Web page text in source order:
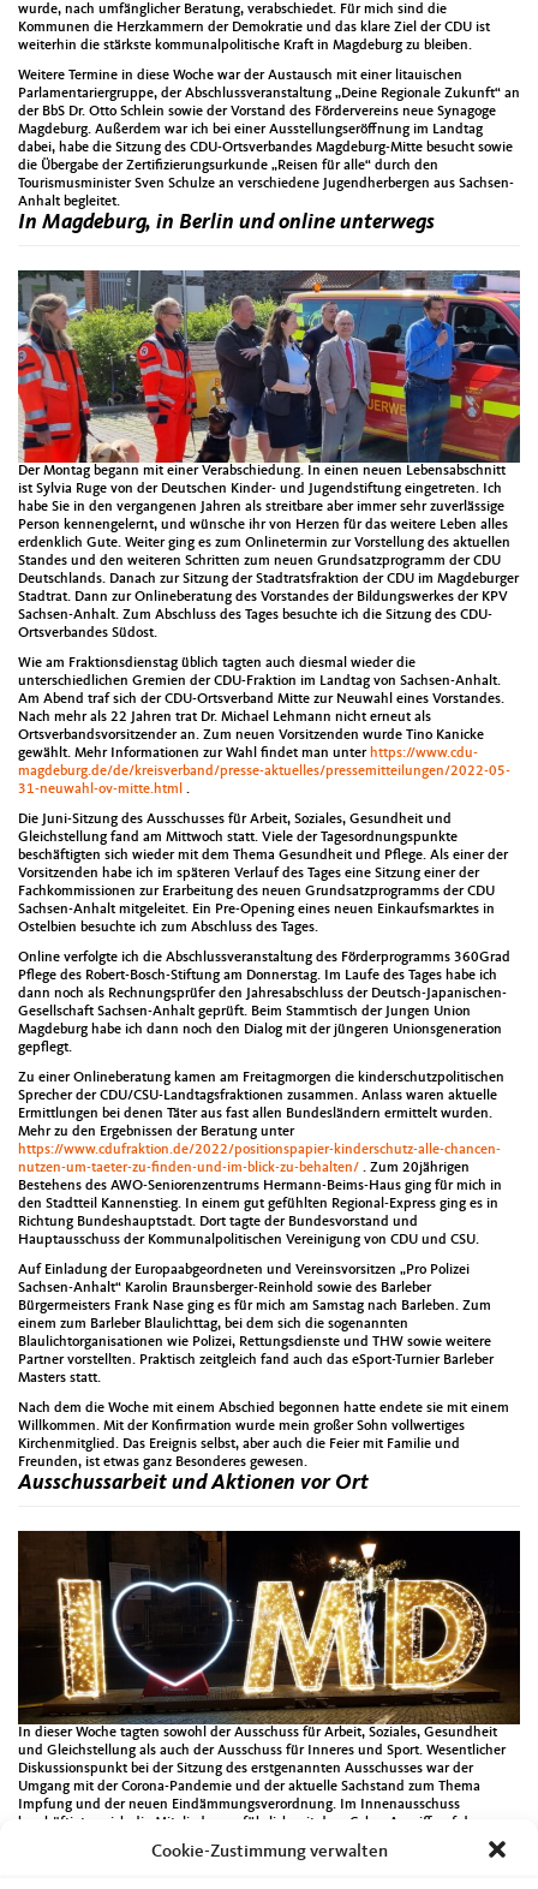
Cookie-Zustimmung verwalten
wurde, nach umfänglicher Beratung, verabschiedet. Für mich sind die
Kommunen die Herzkammern der Demokratie und das klare Ziel der CDU ist
weiterhin die stärkste kommunalpolitische Kraft in Magdeburg zu bleiben.
Weitere Termine in diese Woche war der Austausch mit einer litauischen
Parlamentariergruppe, der Abschlussveranstaltung „Deine Regionale Zukunft“ an
der BbS Dr. Otto Schlein sowie der Vorstand des Fördervereins neue Synagoge
Magdeburg. Außerdem war ich bei einer Ausstellungseröffnung im Landtag
dabei, habe die Sitzung des CDU-Ortsverbandes Magdeburg-Mitte besucht sowie
die Übergabe der Zertifizierungsurkunde „Reisen für alle“ durch den
Tourismusminister Sven Schulze an verschiedene Jugendherbergen aus Sachsen-
Anhalt begleitet.
In Magdeburg, in Berlin und online unterwegs
Der Montag begann mit einer Verabschiedung. In einen neuen Lebensabschnitt
ist Sylvia Ruge von der Deutschen Kinder- und Jugendstiftung eingetreten. Ich
habe Sie in den vergangenen Jahren als streitbare aber immer sehr zuverlässige
Person kennengelernt, und wünsche ihr von Herzen für das weitere Leben alles
erdenklich Gute. Weiter ging es zum Onlinetermin zur Vorstellung des aktuellen
Standes und den weiteren Schritten zum neuen Grundsatzprogramm der CDU
Deutschlands. Danach zur Sitzung der Stadtratsfraktion der CDU im Magdeburger
Stadtrat. Dann zur Onlineberatung des Vorstandes der Bildungswerkes der KPV
Sachsen-Anhalt. Zum Abschluss des Tages besuchte ich die Sitzung des CDU-
Ortsverbandes Südost.
Wie am Fraktionsdienstag üblich tagten auch diesmal wieder die
unterschiedlichen Gremien der CDU-Fraktion im Landtag von Sachsen-Anhalt.
Am Abend traf sich der CDU-Ortsverband Mitte zur Neuwahl eines Vorstandes.
Nach mehr als 22 Jahren trat Dr. Michael Lehmann nicht erneut als
Ortsverbandsvorsitzender an. Zum neuen Vorsitzenden wurde Tino Kanicke
gewählt. Mehr Informationen zur Wahl findet man unter https://www.cdu-
magdeburg.de/de/kreisverband/presse-aktuelles/pressemitteilungen/2022-05-
31-neuwahl-ov-mitte.html .
Die Juni-Sitzung des Ausschusses für Arbeit, Soziales, Gesundheit und
Gleichstellung fand am Mittwoch statt. Viele der Tagesordnungspunkte
beschäftigten sich wieder mit dem Thema Gesundheit und Pflege. Als einer der
Vorsitzenden habe ich im späteren Verlauf des Tages eine Sitzung einer der
Fachkommissionen zur Erarbeitung des neuen Grundsatzprogramms der CDU
Sachsen-Anhalt mitgeleitet. Ein Pre-Opening eines neuen Einkaufsmarktes in
Ostelbien besuchte ich zum Abschluss des Tages.
Online verfolgte ich die Abschlussveranstaltung des Förderprogramms 360Grad
Pflege des Robert-Bosch-Stiftung am Donnerstag. Im Laufe des Tages habe ich
dann noch als Rechnungsprüfer den Jahresabschluss der Deutsch-Japanischen-
Gesellschaft Sachsen-Anhalt geprüft. Beim Stammtisch der Jungen Union
Magdeburg habe ich dann noch den Dialog mit der jüngeren Unionsgeneration
gepflegt.
Zu einer Onlineberatung kamen am Freitagmorgen die kinderschutzpolitischen
Sprecher der CDU/CSU-Landtagsfraktionen zusammen. Anlass waren aktuelle
Ermittlungen bei denen Täter aus fast allen Bundesländern ermittelt wurden.
Mehr zu den Ergebnissen der Beratung unter
https://www.cdufraktion.de/2022/positionspapier-kinderschutz-alle-chancen-
nutzen-um-taeter-zu-finden-und-im-blick-zu-behalten/ . Zum 20jährigen
Bestehens des AWO-Seniorenzentrums Hermann-Beims-Haus ging für mich in
den Stadtteil Kannenstieg. In einem gut gefühlten Regional-Express ging es in
Richtung Bundeshauptstadt. Dort tagte der Bundesvorstand und
Hauptausschuss der Kommunalpolitischen Vereinigung von CDU und CSU.
Auf Einladung der Europaabgeordneten und Vereinsvorsitzen „Pro Polizei
Sachsen-Anhalt“ Karolin Braunsberger-Reinhold sowie des Barleber
Bürgermeisters Frank Nase ging es für mich am Samstag nach Barleben. Zum
einem zum Barleber Blaulichttag, bei dem sich die sogenannten
Blaulichtorganisationen wie Polizei, Rettungsdienste und THW sowie weitere
Partner vorstellten. Praktisch zeitgleich fand auch das eSport-Turnier Barleber
Masters statt.
Nach dem die Woche mit einem Abschied begonnen hatte endete sie mit einem
Willkommen. Mit der Konfirmation wurde mein großer Sohn vollwertiges
Kirchenmitglied. Das Ereignis selbst, aber auch die Feier mit Familie und
Freunden, ist etwas ganz Besonderes gewesen.
Ausschussarbeit und Aktionen vor Ort
In dieser Woche tagten sowohl der Ausschuss für Arbeit, Soziales, Gesundheit
und Gleichstellung als auch der Ausschuss für Inneres und Sport. Wesentlicher
Diskussionspunkt bei der Sitzung des erstgenannten Ausschusses war der
Umgang mit der Corona-Pandemie und der aktuelle Sachstand zum Thema
Impfung und der neuen Eindämmungsverordnung. Im Innenausschuss
beschäftigten sich die Mitglieder ausführlich mit dem Cyber-Angriff auf den
Landkreis Anhalt-Bitterfeld. Dieser hat deutlich gemacht, dass die IT-Systeme der
öffentlichen Hand gut geschützt werden müssen. Am Montag folgte ich der